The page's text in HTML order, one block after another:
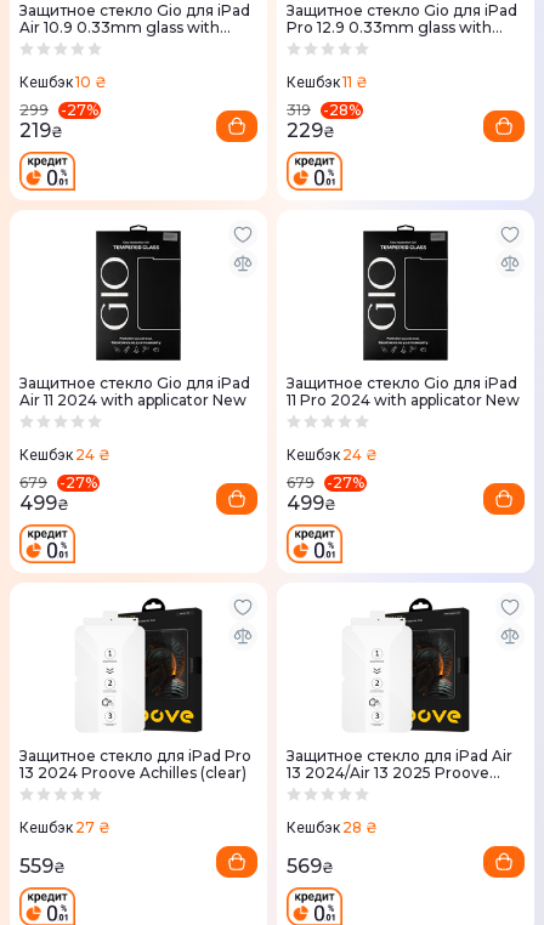
Защитное стекло Gio для iPad
Air 10.9 0.33mm glass with
applicator clear
Кешбэк10 ₴
299
-27%
219₴
Защитное стекло Gio для iPad
Pro 12.9 0.33mm glass with
applicator clear
Кешбэк11 ₴
319
-28%
229₴
Защитное стекло Gio для iPad
Air 11 2024 with applicator New
Кешбэк 24 ₴
679
-27%
499₴
Защитное стекло Gio для iPad
11 Pro 2024 with applicator New
Кешбэк 24 ₴
679
-27%
499₴
Защитное стекло для iPad Pro
13 2024 Proove Achilles (clear)
Кешбэк 27 ₴
559₴
Защитное стекло для iPad Air
13 2024/Air 13 2025 Proove
Achilles (clear)
Кешбэк 28 ₴
569₴